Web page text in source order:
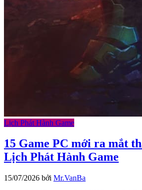
Lịch Phát Hành Game
15 Game PC mới ra mắt
Lịch Phát Hành Game
15/07/2026 bởi Mr.VanBa